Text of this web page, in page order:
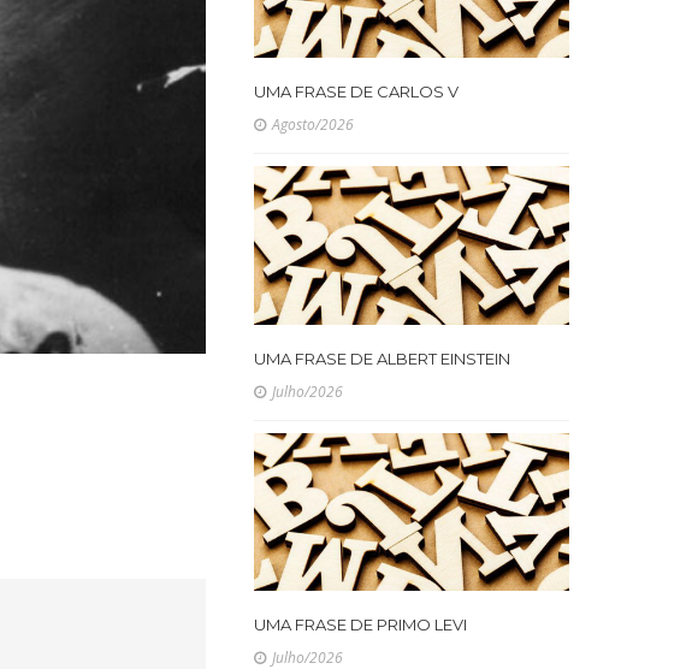
UMA FRASE DE CARLOS V
Agosto/2026
UMA FRASE DE ALBERT EINSTEIN
Julho/2026
UMA FRASE DE PRIMO LEVI
Julho/2026